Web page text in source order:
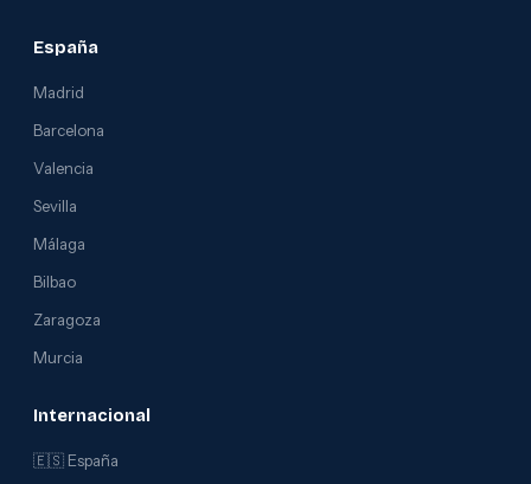
España
Madrid
Barcelona
Valencia
Sevilla
Málaga
Bilbao
Zaragoza
Murcia
Internacional
🇪🇸 España